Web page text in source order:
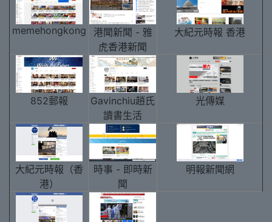
memehongkong
港聞新聞 - 雅
虎香港新聞
大紀元時報 香港
852郵報
Gavinchiu趙氏
讀書生活
光傳媒
大紀元時報（香
港）
時事 - 即時新
聞
明報新聞網